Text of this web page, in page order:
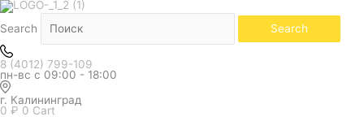
Search Search
8 (4012) 799-109
пн-вс с 09:00 - 18:00
г. Калининград
0 ₽ 0 Cart
Белый
Количество
товара
Кондиционер
Hisense
серия
Black
Cristal
AS-
10HW4SYDTG5B